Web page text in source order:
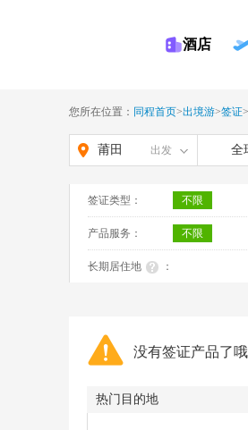
酒店
您所在位置： 同程首页>出境游>签证>
莆田 出发 全
签证类型： 不限
产品服务： 不限
长期居住地 ：
没有签证产品了
热门目的地